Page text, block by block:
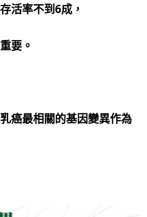
活率不到6成，
要。
癌最相關的基因變異作為